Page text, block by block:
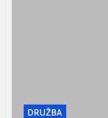
DRUŽBA